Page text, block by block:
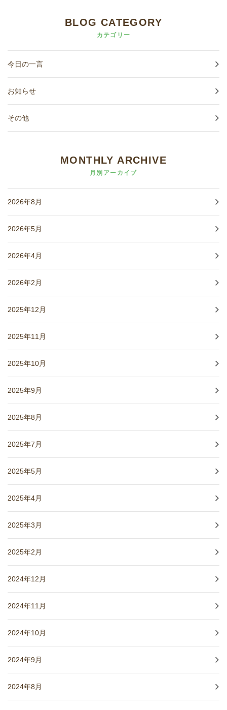
BLOG CATEGORY
カテゴリー
今日の一言
お知らせ
その他
MONTHLY ARCHIVE
月別アーカイブ
2026年8月
2026年5月
2026年4月
2026年2月
2025年12月
2025年11月
2025年10月
2025年9月
2025年8月
2025年7月
2025年5月
2025年4月
2025年3月
2025年2月
2024年12月
2024年11月
2024年10月
2024年9月
2024年8月